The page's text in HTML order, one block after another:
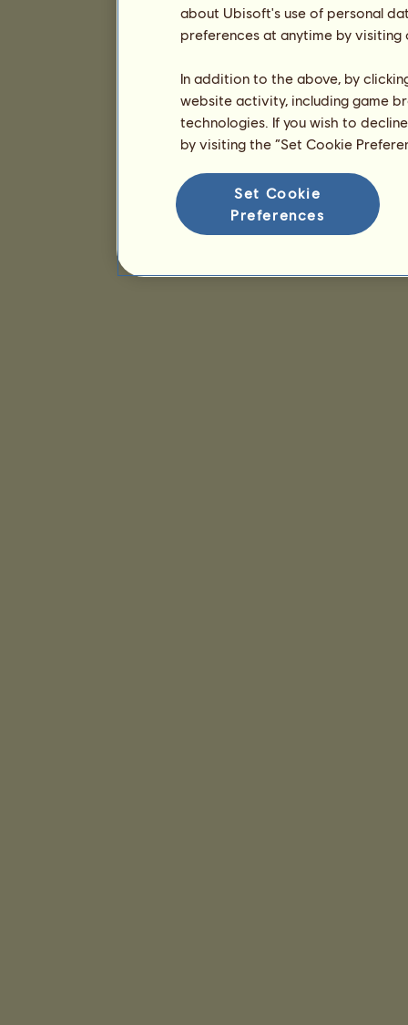
about Ubisoft's use of personal
preferences at anytime by
In addition to the above, by
website activity, including game
technologies. If you wish to
by visiting the “Set Cookie
Set Cookie
Preferences